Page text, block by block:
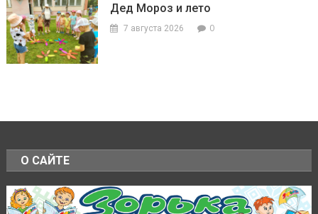
Дед Мороз и лето
7 августа 2026 0
О САЙТЕ